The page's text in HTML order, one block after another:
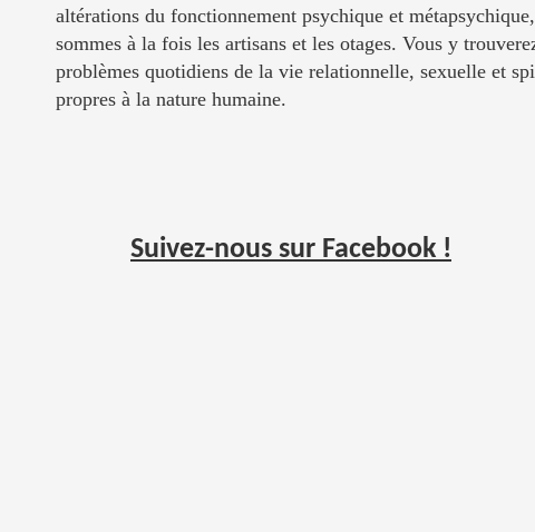
altérations du fonctionnement psychique et
sommes à la fois les artisans et les otages. Vous y
problèmes quotidiens de la vie relationnelle, sexuelle et
propres à la nature humaine.
Suivez-nous sur Facebook !